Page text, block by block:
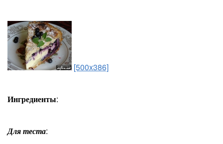
[500x386]
Ингредиенты:
Для теста: